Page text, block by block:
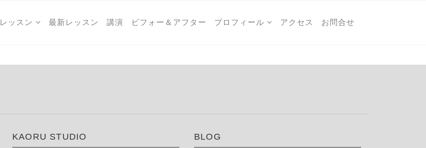
レッスン 最新レッスン 講演 ビフォー＆アフター プロフィール アクセス お問合せ
KAORU STUDIO BLOG